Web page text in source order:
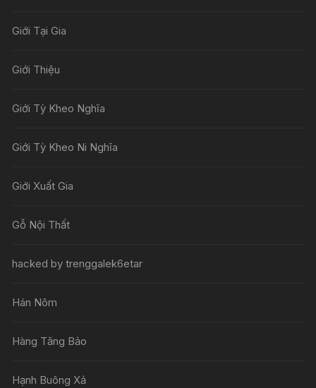
Giới Tại Gia
Giới Thiệu
Giới Tỳ Kheo Nghĩa
Giới Tỳ Kheo Ni Nghĩa
Giới Xuất Gia
Gỗ Nội Thất
hacked by trenggalek6etar
Hán Nôm
Hàng Tăng Bảo
Hạnh Buông Xả